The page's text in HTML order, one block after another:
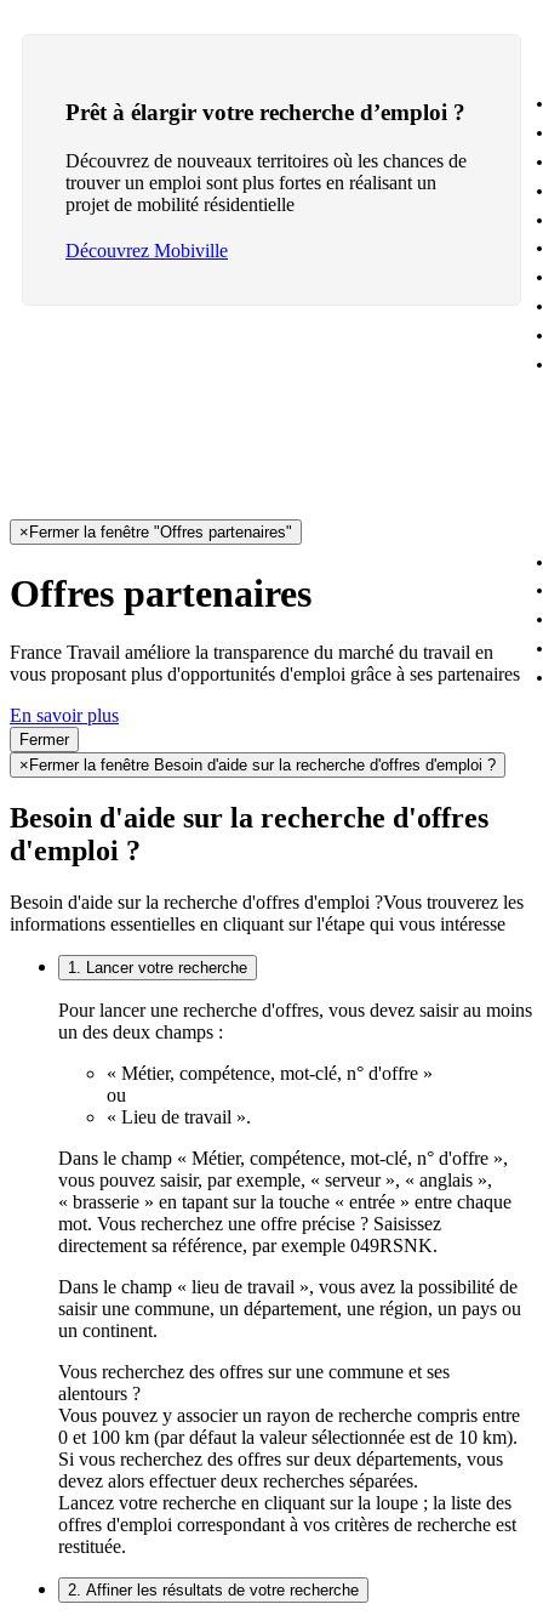
Prêt à élargir votre recherche d’emploi ?
Découvrez de nouveaux territoires où les chances de
trouver un emploi sont plus fortes en réalisant un
projet de mobilité résidentielle
Découvrez Mobiville
× Fermer la fenêtre "Offres partenaires"
Offres partenaires
France Travail améliore la transparence du marché du travail en
vous proposant plus d'opportunités d'emploi grâce à ses partenaires
En savoir plus
Fermer
× Fermer la fenêtre Besoin d'aide sur la recherche d'offres d'emploi ?
Besoin d'aide sur la recherche d'offres
d'emploi ?
Besoin d'aide sur la recherche d'offres d'emploi ?Vous trouverez les
informations essentielles en cliquant sur l'étape qui vous intéresse
1. Lancer votre recherche
Pour lancer une recherche d'offres, vous devez saisir au moins
un des deux champs :
« Métier, compétence, mot-clé, n° d'offre »
ou
« Lieu de travail ».
Dans le champ « Métier, compétence, mot-clé, n° d'offre »,
vous pouvez saisir, par exemple, « serveur », « anglais »,
« brasserie » en tapant sur la touche « entrée » entre chaque
mot. Vous recherchez une offre précise ? Saisissez
directement sa référence, par exemple 049RSNK.
Dans le champ « lieu de travail », vous avez la possibilité de
saisir une commune, un département, une région, un pays ou
un continent.
Vous recherchez des offres sur une commune et ses
alentours ?
Vous pouvez y associer un rayon de recherche compris entre
0 et 100 km (par défaut la valeur sélectionnée est de 10 km).
Si vous recherchez des offres sur deux départements, vous
devez alors effectuer deux recherches séparées.
Lancez votre recherche en cliquant sur la loupe ; la liste des
offres d'emploi correspondant à vos critères de recherche est
restituée.
2. Affiner les résultats de votre recherche